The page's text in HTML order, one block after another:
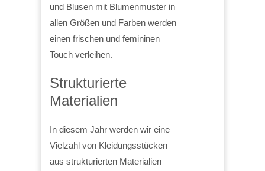
und Blusen mit Blumenmuster in
allen Größen und Farben werden
einen frischen und femininen
Touch verleihen.
Strukturierte
Materialien
In diesem Jahr werden wir eine
Vielzahl von Kleidungsstücken
aus strukturierten Materialien